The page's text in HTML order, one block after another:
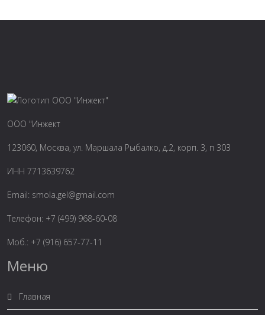
ООО "Инжект
123060, Москва, ул. Маршала Рыбалко, д.2, корп. 3, п 303
ИНН 7713639762
Email: smola.gel@gmail.com
Телефон: +7 (499) 968-60-08
Моб.: +7 (916) 657-77-11
Меню
Главная